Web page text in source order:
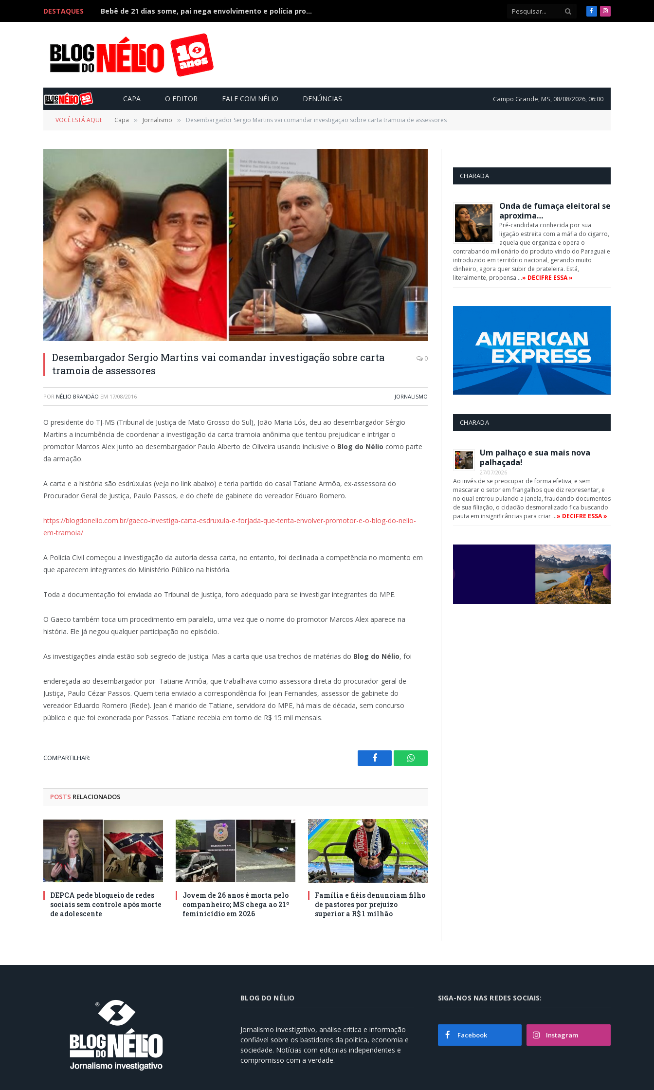
DESTAQUES Bebê de 21 dias some, pai nega envolvimento e polícia procura a criança FacebookInstagram
CAPA O EDITOR FALE COM NÉLIO DENÚNCIAS Campo Grande, MS, 08/08/2026, 06:00
VOCÊ ESTÁ AQUI: Capa » Jornalismo » Desembargador Sergio Martins vai comandar investigação sobre carta tramoia de assessores
Desembargador Sergio Martins vai comandar investigação sobre carta
tramoia de assessores
0
POR NÉLIO BRANDÃO EM 17/08/2016 JORNALISMO
O presidente do TJ-MS (Tribunal de Justiça de Mato Grosso do Sul), João Maria Lós, deu ao desembargador Sérgio
Martins a incumbência de coordenar a investigação da carta tramoia anônima que tentou prejudicar e intrigar o
promotor Marcos Alex junto ao desembargador Paulo Alberto de Oliveira usando inclusive o Blog do Nélio como parte
da armação.
A carta e a história são esdrúxulas (veja no link abaixo) e teria partido do casal Tatiane Armôa, ex-assessora do
Procurador Geral de Justiça, Paulo Passos, e do chefe de gabinete do vereador Eduaro Romero.
https://blogdonelio.com.br/gaeco-investiga-carta-esdruxula-e-forjada-que-tenta-envolver-promotor-e-o-blog-do-nelio-
em-tramoia/
A Polícia Civil começou a investigação da autoria dessa carta, no entanto, foi declinada a competência no momento em
que aparecem integrantes do Ministério Público na história.
Toda a documentação foi enviada ao Tribunal de Justiça, foro adequado para se investigar integrantes do MPE.
O Gaeco também toca um procedimento em paralelo, uma vez que o nome do promotor Marcos Alex aparece na
história. Ele já negou qualquer participação no episódio.
As investigações ainda estão sob segredo de Justiça. Mas a carta que usa trechos de matérias do Blog do Nélio, foi
endereçada ao desembargador por Tatiane Armôa, que trabalhava como assessora direta do procurador-geral de
Justiça, Paulo Cézar Passos. Quem teria enviado a correspondência foi Jean Fernandes, assessor de gabinete do
vereador Eduardo Romero (Rede). Jean é marido de Tatiane, servidora do MPE, há mais de década, sem concurso
público e que foi exonerada por Passos. Tatiane recebia em torno de R$ 15 mil mensais.
COMPARTILHAR:
Facebook WhatsApp
POSTS RELACIONADOS
DEPCA pede bloqueio de redes
sociais sem controle após morte
de adolescente
Jovem de 26 anos é morta pelo
companheiro; MS chega ao 21º
feminicídio em 2026
Família e fiéis denunciam filho
de pastores por prejuízo
superior a R$ 1 milhão
CHARADA
Onda de fumaça eleitoral se
aproxima…
Pré-candidata conhecida por sua
ligação estreita com a máfia do cigarro,
aquela que organiza e opera o
contrabando milionário do produto vindo do Paraguai e
introduzido em território nacional, gerando muito
dinheiro, agora quer subir de prateleira. Está,
literalmente, propensa …» DECIFRE ESSA »
CHARADA
Um palhaço e sua mais nova
palhaçada!
27/07/2026
Ao invés de se preocupar de forma efetiva, e sem
mascarar o setor em frangalhos que diz representar, e
no qual entrou pulando a janela, fraudando documentos
de sua filiação, o cidadão desmoralizado fica buscando
pauta em insignificâncias para criar …» DECIFRE ESSA »
BLOG DO NÉLIO
Jornalismo investigativo, análise crítica e informação
confiável sobre os bastidores da política, economia e
sociedade. Notícias com editorias independentes e
compromisso com a verdade.
SIGA-NOS NAS REDES SOCIAIS:
Facebook Instagram